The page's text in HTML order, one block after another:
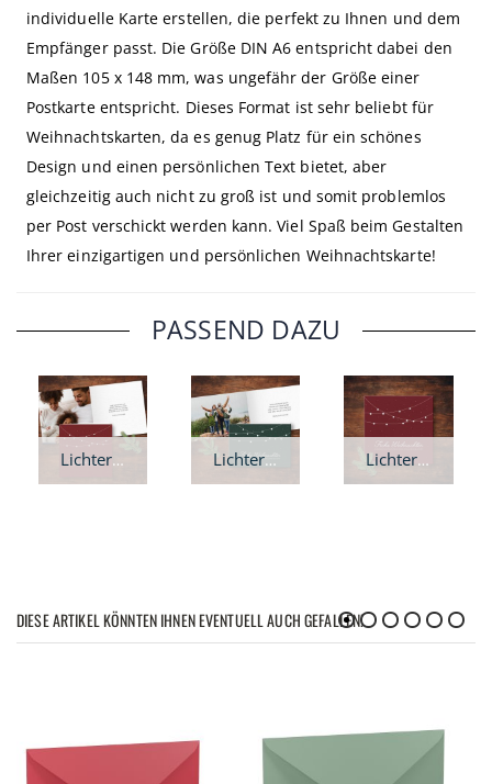
individuelle Karte erstellen, die perfekt zu Ihnen und dem
Empfänger passt. Die Größe DIN A6 entspricht dabei den
Maßen 105 x 148 mm, was ungefähr der Größe einer
Postkarte entspricht. Dieses Format ist sehr beliebt für
Weihnachtskarten, da es genug Platz für ein schönes
Design und einen persönlichen Text bietet, aber
gleichzeitig auch nicht zu groß ist und somit problemlos
per Post verschickt werden kann. Viel Spaß beim Gestalten
Ihrer einzigartigen und persönlichen Weihnachtskarte!
PASSEND DAZU
Lichterkette Weihnachtskarte - Klappkarte quadratisch Lichterkette Weihnachtskarte - A6 Klappkarte Lichterkette Weihnachtskarte - quadratisch
DIESE ARTIKEL KÖNNTEN IHNEN EVENTUELL AUCH GEFALLEN!